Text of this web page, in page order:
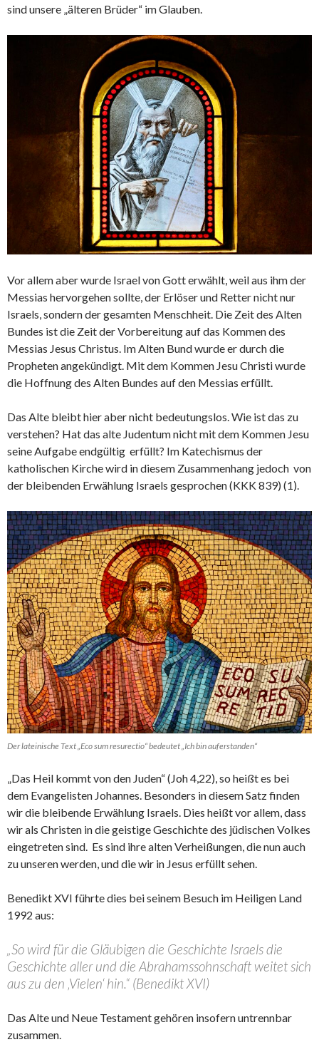
sind unsere „älteren Brüder“ im Glauben.
Vor allem aber wurde Israel von Gott erwählt, weil aus ihm der
Messias hervorgehen sollte, der Erlöser und Retter nicht nur
Israels, sondern der gesamten Menschheit. Die Zeit des Alten
Bundes ist die Zeit der Vorbereitung auf das Kommen des
Messias Jesus Christus. Im Alten Bund wurde er durch die
Propheten angekündigt. Mit dem Kommen Jesu Christi wurde
die Hoffnung des Alten Bundes auf den Messias erfüllt.
Das Alte bleibt hier aber nicht bedeutungslos. Wie ist das zu
verstehen? Hat das alte Judentum nicht mit dem Kommen Jesu
seine Aufgabe endgültig erfüllt? Im Katechismus der
katholischen Kirche wird in diesem Zusammenhang jedoch von
der bleibenden Erwählung Israels gesprochen (KKK 839) (1).
Der lateinische Text „Eco sum resurectio“ bedeutet „Ich bin auferstanden“
„Das Heil kommt von den Juden“ (Joh 4,22), so heißt es bei
dem Evangelisten Johannes. Besonders in diesem Satz finden
wir die bleibende Erwählung Israels. Dies heißt vor allem, dass
wir als Christen in die geistige Geschichte des jüdischen Volkes
eingetreten sind. Es sind ihre alten Verheißungen, die nun auch
zu unseren werden, und die wir in Jesus erfüllt sehen.
Benedikt XVI führte dies bei seinem Besuch im Heiligen Land
1992 aus:
„So wird für die Gläubigen die Geschichte Israels die
Geschichte aller und die Abrahamssohnschaft weitet sich
aus zu den ‚Vielen‘ hin.“ (Benedikt XVI)
Das Alte und Neue Testament gehören insofern untrennbar
zusammen.